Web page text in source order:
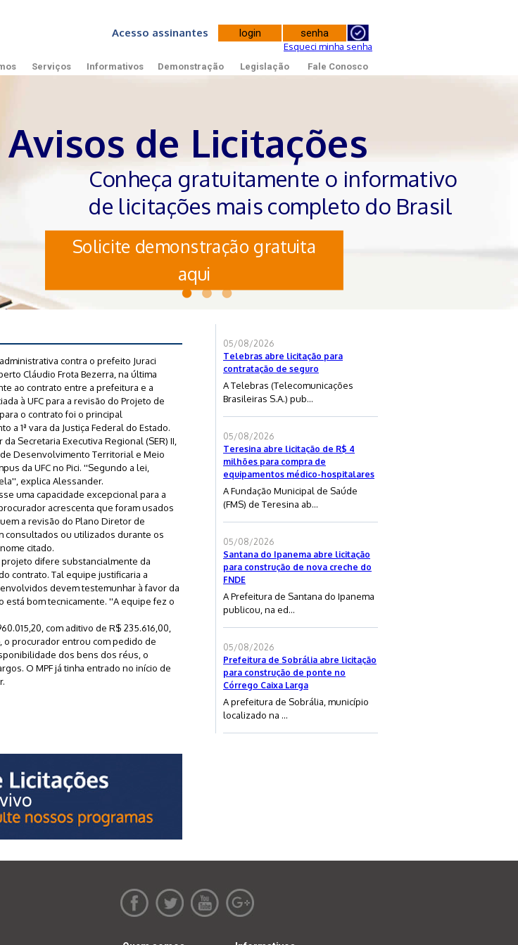
Acesso assinantes
Esqueci minha senha
Serviços Informativos Demonstração Legislação Fale Conosco
Avisos de Licitações
Conheça gratuitamente o informativo
de licitações mais completo do Brasil
Solicite demonstração gratuita
aqui
contra o prefeito Juraci
Cláudio Frota Bezerra, na última
ao contrato entre a prefeitura e a
à UFC para a revisão do Projeto de
o contrato foi o principal
1ª vara da Justiça Federal do Estado.
Secretaria Executiva Regional (SER) II,
Desenvolvimento Territorial e Meio
da UFC no Pici. ''Segundo a lei,
explica Alessander.
uma capacidade excepcional para a
acrescenta que foram usados
a revisão do Plano Diretor de
consultados ou utilizados durante os
citado.
difere substancialmente da
contrato. Tal equipe justificaria a
devem testemunhar à favor da
está bom tecnicamente. ''A equipe fez o
com aditivo de R$ 235.616,00,
o procurador entrou com pedido de
dos bens dos réus, o
O MPF já tinha entrado no início de
05/08/2026
Telebras abre licitação para
contratação de seguro
A Telebras (Telecomunicações
Brasileiras S.A.) pub...
05/08/2026
Teresina abre licitação de R$ 4
milhões para compra de
equipamentos médico-hospitalares
A Fundação Municipal de Saúde
(FMS) de Teresina ab...
05/08/2026
Santana do Ipanema abre licitação
para construção de nova creche do
FNDE
A Prefeitura de Santana do Ipanema
publicou, na ed...
05/08/2026
Prefeitura de Sobrália abre licitação
para construção de ponte no
Córrego Caixa Larga
A prefeitura de Sobrália, município
localizado na ...